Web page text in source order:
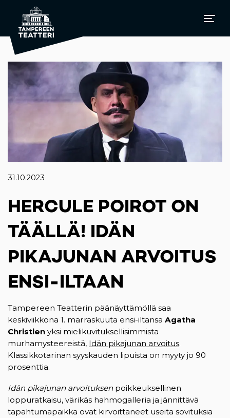
31.10.2023
HERCULE POIROT ON
TÄÄLLÄ! IDÄN
PIKAJUNAN ARVOITUS
ENSI-ILTAAN
Tampereen Teatterin päänäyttämöllä saa
keskiviikkona 1. marraskuuta ensi-iltansa Agatha
Christien yksi mielikuvituksellisimmista
murhamysteereistä, Idän pikajunan arvoitus.
Klassikkotarinan syyskauden lipuista on myyty jo 90
prosenttia.
Idän pikajunan arvoituksenpoikkeuksellinen
loppuratkaisu, värikäs hahmogalleria ja jännittävä
tapahtumapaikka ovat kirvoittaneet useita sovituksia